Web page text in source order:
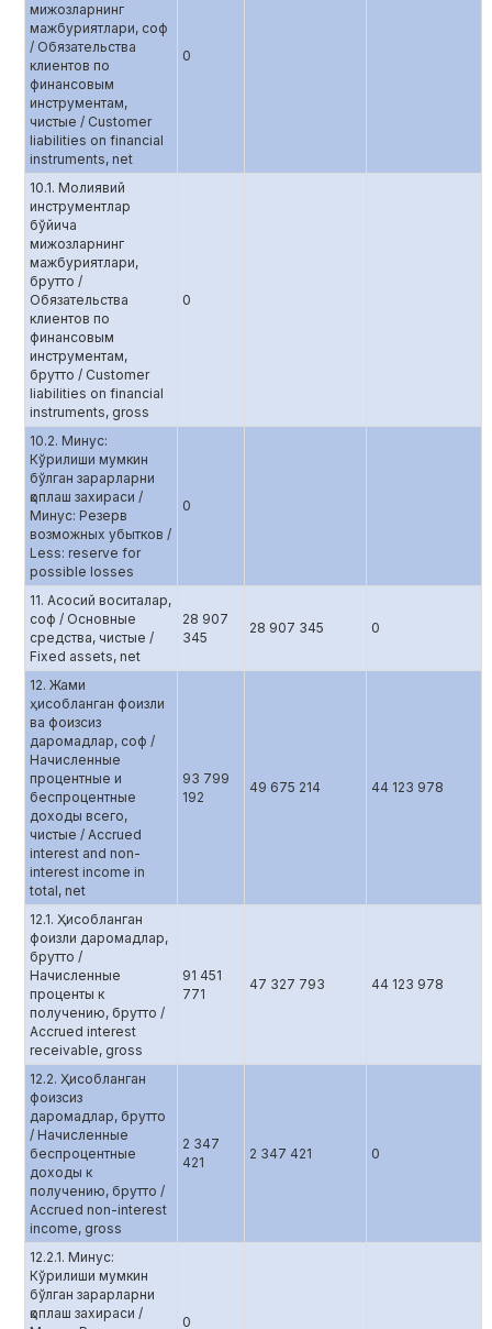
мижозларнинг
мажбуриятлари, соф
/ Обязательства
клиентов по
финансовым
инструментам,
чистые / Customer
liabilities on financial
instruments, net
0
10.1. Молиявий
инструментлар
бўйича
мижозларнинг
мажбуриятлари,
брутто /
Обязательства
клиентов по
финансовым
инструментам,
брутто / Customer
liabilities on financial
instruments, gross
0
10.2. Минус:
Кўрилиши мумкин
бўлган зарарларни
қоплаш захираси /
Минус: Резерв
возможных убытков /
Less: reserve for
possible losses
0
11. Асосий воситалар,
соф / Основные
средства, чистые /
Fixed assets, net
28 907
345
28 907 345 0
12. Жами
ҳисобланган фоизли
ва фоизсиз
даромадлар, соф /
Начисленные
процентные и
беспроцентные
доходы всего,
чистые / Accrued
interest and non-
interest income in
total, net
93 799
192
49 675 214 44 123 978
12.1. Ҳисобланган
фоизли даромадлар,
брутто /
Начисленные
проценты к
получению, брутто /
Accrued interest
receivable, gross
91 451
771
47 327 793 44 123 978
12.2. Ҳисобланган
фоизсиз
даромадлар, брутто
/ Начисленные
беспроцентные
доходы к
получению, брутто /
Accrued non-interest
income, gross
2 347
421
2 347 421 0
12.2.1. Минус:
Кўрилиши мумкин
бўлган зарарларни
қоплаш захираси /
0